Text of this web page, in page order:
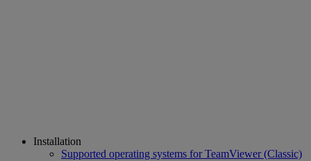
Installation
Supported operating systems for TeamViewer (Classic)